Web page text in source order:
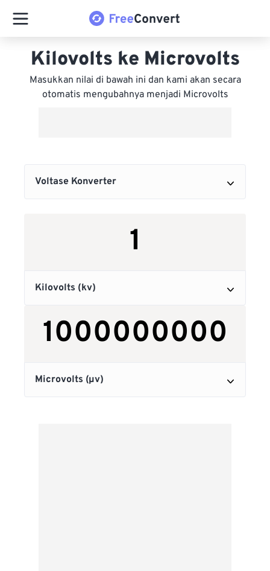
Kilovolts ke Microvolts
Masukkan nilai di bawah ini dan kami akan secara
otomatis mengubahnya menjadi Microvolts